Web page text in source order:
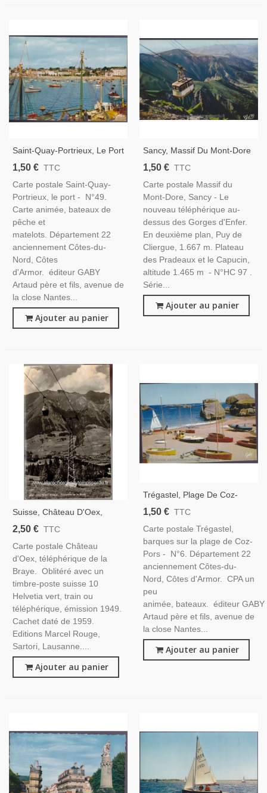
Saint-Quay-Portrieux, Le Port
- Carte Postale Département
1,50 € TTC
Carte postale Saint-Quay-
Portrieux, le port - N°49.
Carte animée, bateaux de
pêche et
matelots. Département 22
anciennement Côtes-du-
Nord, Côtes
d'Armor. éditeur GABY
Artaud père et fils, avenue de
la close Nantes...
Ajouter au panier
Sancy, Massif Du Mont-Dore
- Carte Postale Département
Téléphérique
1,50 € TTC
Carte postale Massif du
Mont-Dore, Sancy - Le
nouveau téléphérique au-
dessus des Gorges d'Enfer.
En deuxième plan, Puy de
Cliergue, 1.667 m. Plateau
des Pradeaux et le Capucin,
altitude 1.465 m - N°HC 97 .
Série...
Ajouter au panier
Suisse, Château D'Oex,
Téléphérique De La Braye -
Vert 1949 Train, Cartes
Postales, Timbre Suisse
2,50 € TTC
Carte postale Château
d'Oex, téléphérique de la
Braye. Oblitéré avec un
timbre-poste suisse 10
Helvetia vert, train ou
téléphérique, émission 1949.
Cachet daté de 1959.
Editions Marcel Rouge,
Sartori, Lausanne....
Ajouter au panier
Trégastel, Plage De Coz-
Pors - Carte Postale
Nord
1,50 € TTC
Carte postale Trégastel,
barques sur la plage de Coz-
Pors - N°6. Département 22
anciennement Côtes-du-
Nord, Côtes d'Armor. CPA un
peu
animée, bateaux. éditeur GABY
Artaud père et fils, avenue de
la close Nantes...
Ajouter au panier